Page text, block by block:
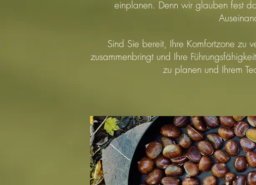
einplanen. Denn wir glauben fest
Sind Sie bereit, Ihre Komfortzone zu
zusammenbringt und Ihre
zu planen und Ihrem